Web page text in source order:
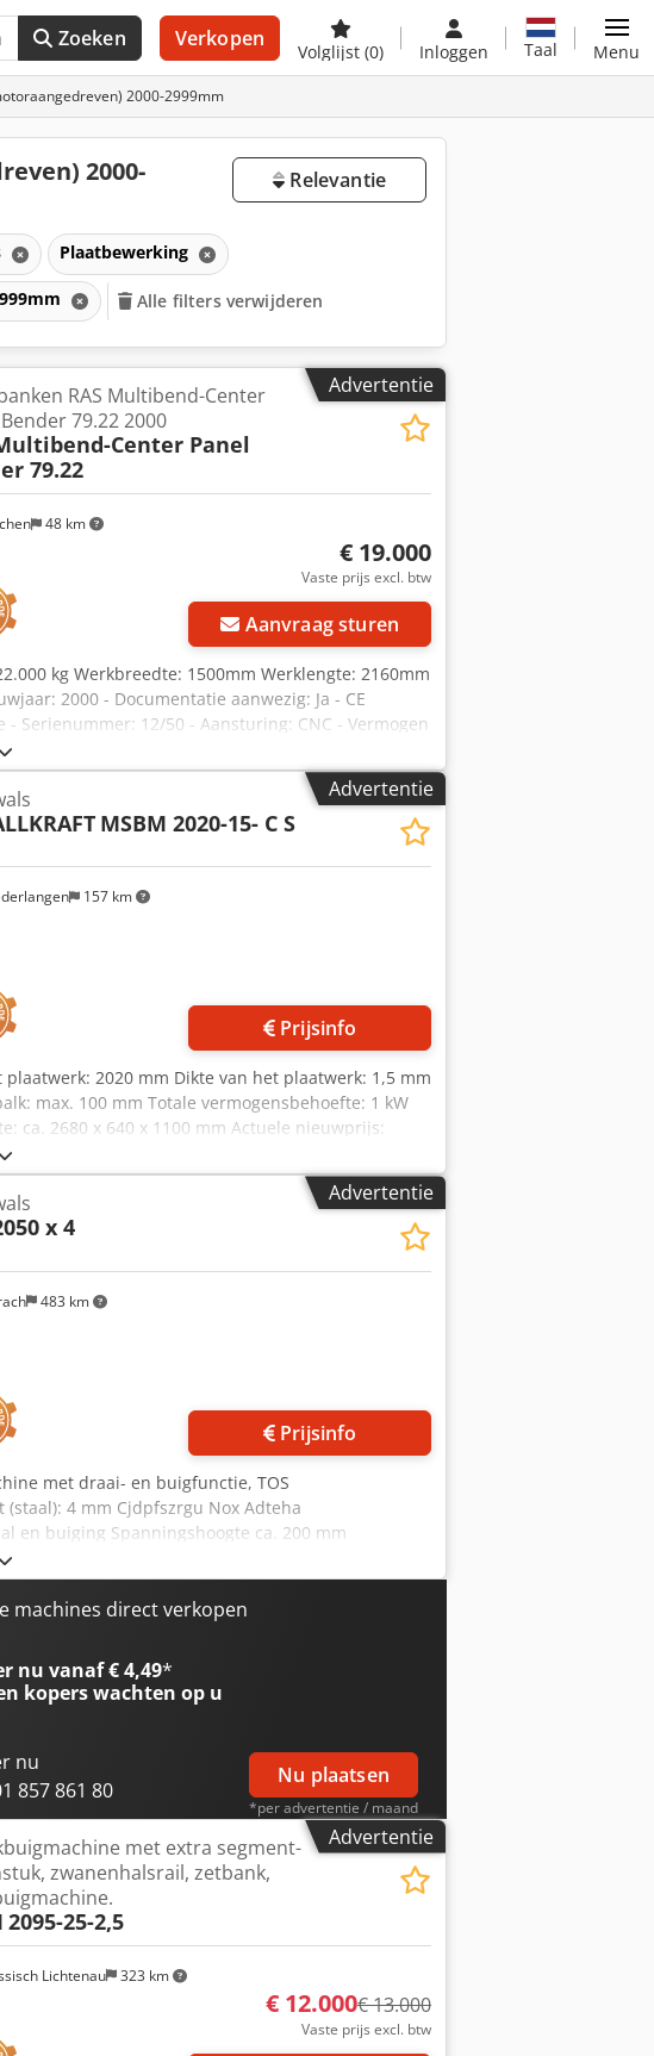
Zoeken Verkopen
Volglijst (0) Inloggen Taal Menu
2000-2999mm
2000-
Relevantie
Plaatbewerking
Alle filters verwijderen
Advertentie
48 km
RAS Multibend-Center
79.22 2000
Center Panel
79.22
€ 19.000
Vaste prijs excl. btw
Aanvraag sturen
kg Werkbreedte: 1500mm Werklengte: 2160mm
2000 - Documentatie aanwezig: Ja - CE
Serienummer: 12/50 - Aansturing: CNC - Vermogen
[mm]: 1500 - Opties: Beladingsysteem -
Iasx Adtsha BTW: De getoonde prijs is
Levering en inruil altijd mogelijk van
Advertentie
157 km
MSBM 2020-15- C S
Prijsinfo
plaatwerk: 2020 mm Dikte van het plaatwerk: 1,5 mm
max. 100 mm Totale vermogensbehoefte: 1 kW
ca. 2680 x 640 x 1100 mm Actuele nieuwprijs:
met de voet maakt het mogelijk om het
wordt met een motor via een
wordt handmatig ingesteld en kan op een
dankzij de segmentvormige bovenbalk -
geleiders - Zware, robuuste lasconstructie
Advertentie
483 km
x 4
Prijsinfo
met draai- en buigfunctie, TOS
4 mm Cjdpfszrgu Nox Adteha
en buiging Spanningshoogte ca. 200 mm
verkeert in goede staat en is volledig
machines direct verkopen
nu vanaf € 4,49*
koperswachten op u
nu
857 861 80
Nu plaatsen
*per advertentie / maand
Advertentie
Lichtenau 323 km
met extra segment-
zwanenhalsrail, zetbank,
2095-25-2,5
€ 12.000€ 13.000
Vaste prijs excl. btw